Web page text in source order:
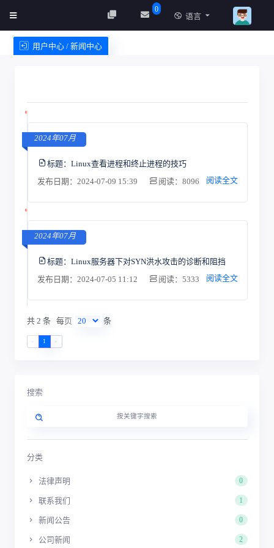
0
语言
用户中心 / 新闻中心
2024年07月
标题： Linux查看进程和终止进程的技巧
发布日期：2024-07-09 15:39
阅读：8096 阅读全文
2024年07月
标题： Linux服务器下对SYN洪水攻击的诊断和阻挡
发布日期：2024-07-05 11:12
阅读：5333 阅读全文
共 2 条 每页 条
1 »
搜索
分类
法律声明 0
联系我们 1
新闻公告 0
公司新闻 2